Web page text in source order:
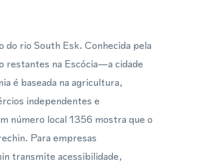
rio South Esk. Conhecida pela
restantes na Escócia—a cidade
é baseada na agricultura,
independentes e
número local 1356 mostra que o
Para empresas
transmite acessibilidade,